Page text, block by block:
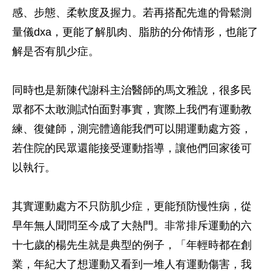
感、步態、柔軟度及握力。若再搭配先進的骨鬆測
量儀dxa，更能了解肌肉、脂肪的分佈情形，也能了
解是否有肌少症。
同時也是新陳代謝科主治醫師的馬文雅說，很多民
眾都不太敢測試怕面對事實，實際上我們有運動教
練、復健師，測完體適能我們可以開運動處方簽，
若住院的民眾還能接受運動指導，讓他們回家後可
以執行。
其實運動處方不只防肌少症，更能預防慢性病，從
早年無人聞問至今成了大熱門。非常排斥運動的六
十七歲的楊先生就是典型的例子，「年輕時都在創
業，年紀大了想運動又看到一堆人有運動傷害，我